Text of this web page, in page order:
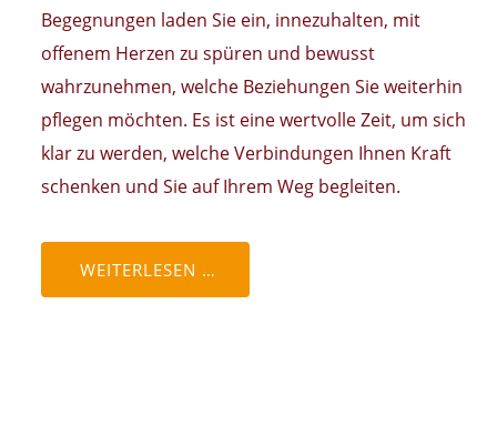
Begegnungen laden Sie ein, innezuhalten, mit
offenem Herzen zu spüren und bewusst
wahrzunehmen, welche Beziehungen Sie weiterhin
pflegen möchten. Es ist eine wertvolle Zeit, um sich
klar zu werden, welche Verbindungen Ihnen Kraft
schenken und Sie auf Ihrem Weg begleiten.
WEITERLESEN …